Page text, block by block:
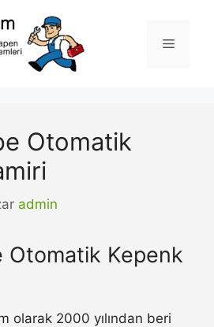
Menü
Otomatik
admin
Otomatik Kepenk
olarak 2000 yılından beri